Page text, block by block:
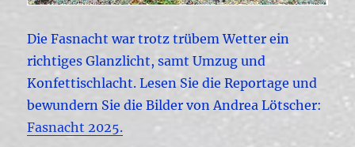
Die Fasnacht war trotz trübem Wetter ein
richtiges Glanzlicht, samt Umzug und
Konfettischlacht. Lesen Sie die Reportage und
bewundern Sie die Bilder von Andrea Lötscher:
Fasnacht 2025.